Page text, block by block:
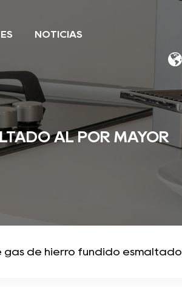
NOTICIAS
AL POR MAYOR
de hierro fundido esmaltado